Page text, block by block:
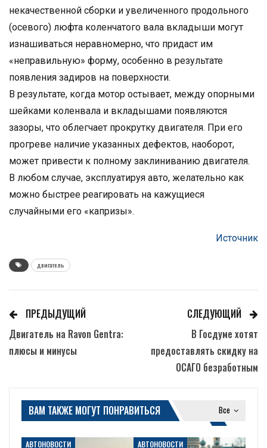
некачественной сборки и увеличенного продольного
(осевого) люфта коленчатого вала вкладыши могут
изнашиваться неравномерно, что придаст им
«неправильную» форму, особенно в результате
появления задиров на поверхности.
В результате, когда мотор остывает, между опорными
шейками коленвала и вкладышами появляются
зазоры, что облегчает прокрутку двигателя. При его
прогреве наличие указанных дефектов, наоборот,
может привести к полному заклиниванию двигателя.
В любом случае, эксплуатируя авто, желательно как
можно быстрее реагировать на кажущиеся
случайными его «капризы».
Источник
двигатель
ПРЕДЫДУЩИЙ
Двигатель на Ravon Gentra:
плюсы и минусы
СЛЕДУЮЩИЙ
В Госдуме хотят
предоставлять скидку на
ОСАГО безработным
Все
ВАМ ТАКЖЕ МОГУТ ПОНРАВИТЬСЯ
АВТОНОВОСТИ АВТОНОВОСТИ